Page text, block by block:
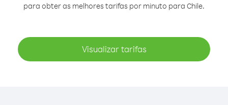
para obter as melhores tarifas por minuto para Chile.
Visualizar tarifas